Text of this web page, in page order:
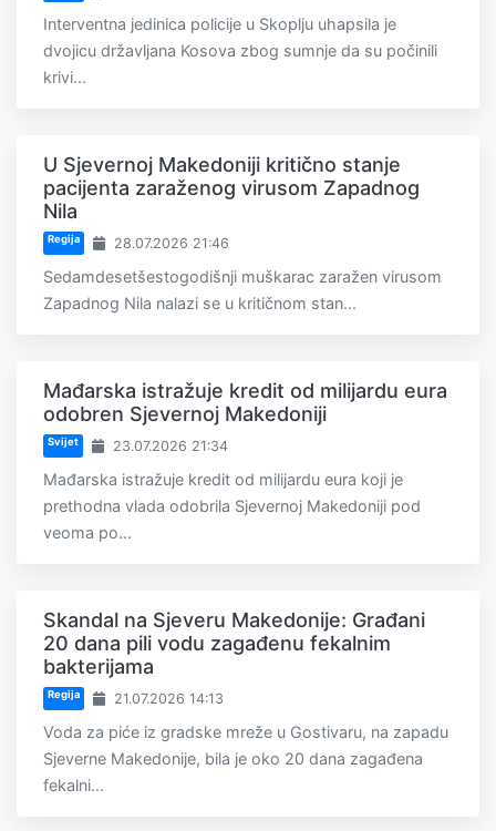
Interventna jedinica policije u Skoplju uhapsila je
dvojicu državljana Kosova zbog sumnje da su počinili
krivi...
U Sjevernoj Makedoniji kritično stanje
pacijenta zaraženog virusom Zapadnog
Nila
Regija 28.07.2026 21:46
Sedamdesetšestogodišnji muškarac zaražen virusom
Zapadnog Nila nalazi se u kritičnom stan...
Mađarska istražuje kredit od milijardu eura
odobren Sjevernoj Makedoniji
Svijet 23.07.2026 21:34
Mađarska istražuje kredit od milijardu eura koji je
prethodna vlada odobrila Sjevernoj Makedoniji pod
veoma po...
Skandal na Sjeveru Makedonije: Građani
20 dana pili vodu zagađenu fekalnim
bakterijama
Regija 21.07.2026 14:13
Voda za piće iz gradske mreže u Gostivaru, na zapadu
Sjeverne Makedonije, bila je oko 20 dana zagađena
fekalni...